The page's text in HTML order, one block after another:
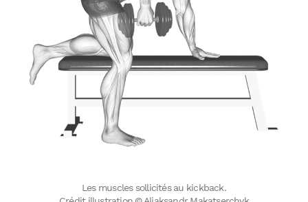
Les muscles sollicités au kickback.